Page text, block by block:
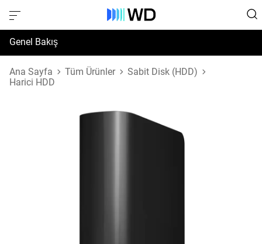
Genel Bakış
Özellikler
Ana Sayfa Tüm Ürünler
Sabit Disk (HDD)
Harici HDD